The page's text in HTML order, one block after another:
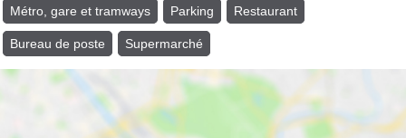
Métro, gare et tramways Parking Restaurant
Bureau de poste Supermarché